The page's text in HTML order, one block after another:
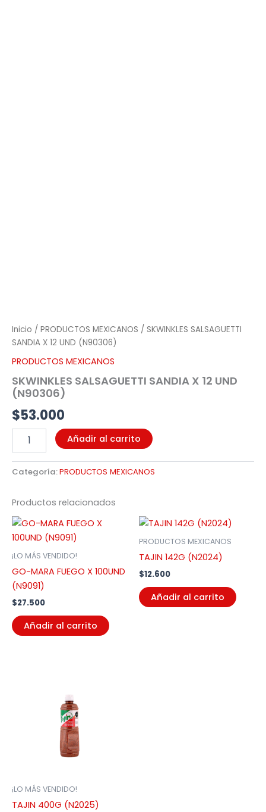
Inicio / PRODUCTOS MEXICANOS / SKWINKLES SALSAGUETTI
SANDIA X 12 UND (N90306)
PRODUCTOS MEXICANOS
SKWINKLES SALSAGUETTI SANDIA X 12 UND
(N90306)
$53.000
Añadir al carrito
Categoría:PRODUCTOS MEXICANOS
Productos relacionados
¡LO MÁS VENDIDO!
GO-MARA FUEGO X 100UND
(N9091)
$27.500
Añadir al carrito
PRODUCTOS MEXICANOS
TAJIN 142G (N2024)
$12.600
Añadir al carrito
¡LO MÁS VENDIDO!
TAJIN 400G (N2025)